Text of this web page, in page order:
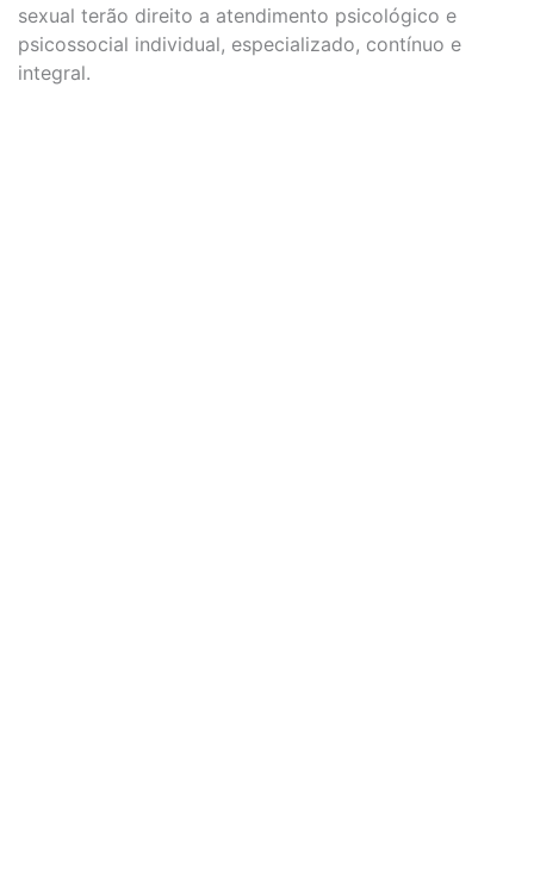
sexual terão direito a atendimento psicológico e
psicossocial individual, especializado, contínuo e
integral.